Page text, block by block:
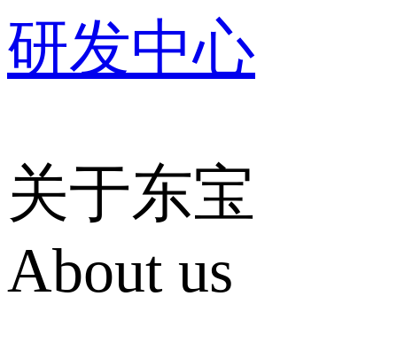
研发中心
关于东宝
About us